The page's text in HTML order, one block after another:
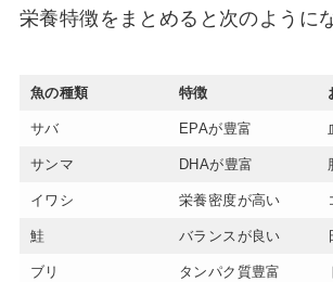
栄養特徴をまとめると次のように
魚の種類 特徴
サバ EPAが豊富
サンマ DHAが豊富
イワシ 栄養密度が高い
鮭 バランスが良い
ブリ タンパク質豊富